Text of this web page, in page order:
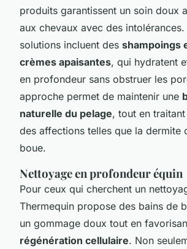
produits garantissent un soin doux
aux chevaux avec des intolérances.
solutions incluent des shampoings
crèmes apaisantes, qui hydratent
en profondeur sans obstruer les
approche permet de maintenir une
naturelle du pelage, tout en
des affections telles que la dermite
boue.
Nettoyage en profondeur équin
Pour ceux qui cherchent un
Thermequin propose des bains de
un gommage doux tout en
régénération cellulaire. Non